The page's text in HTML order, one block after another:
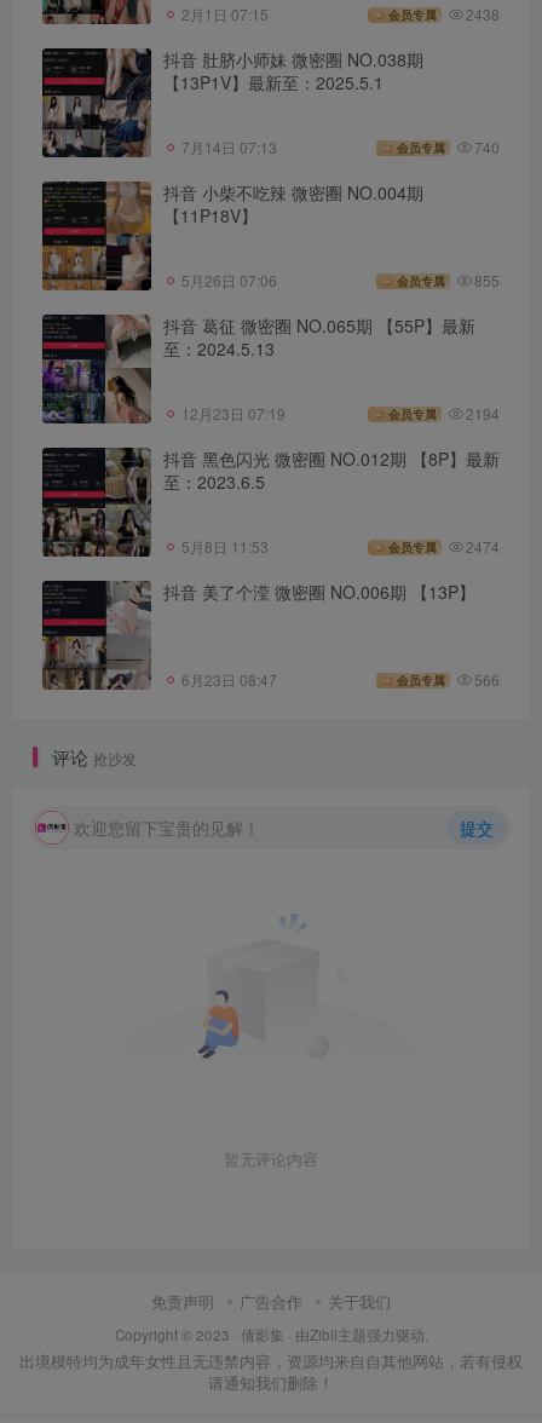
2月1日 07:15 会员专属 2438
抖音 肚脐小师妹 微密圈 NO.038期
【13P1V】最新至：2025.5.1
7月14日 07:13 会员专属 740
抖音 小柴不吃辣 微密圈 NO.004期
【11P18V】
5月26日 07:06 会员专属 855
抖音 葛征 微密圈 NO.065期 【55P】最新
至：2024.5.13
12月23日 07:19 会员专属 2194
抖音 黑色闪光 微密圈 NO.012期 【8P】最新
至：2023.6.5
5月8日 11:53 会员专属 2474
抖音 美了个滢 微密圈 NO.006期 【13P】
6月23日 08:47 会员专属 566
评论 抢沙发
欢迎您留下宝贵的见解！ 提交
暂无评论内容
免责声明 广告合作 关于我们
Copyright © 2023 · 倩影集 · 由Zibll主题强力驱动.
出境模特均为成年女性且无违禁内容，资源均来自自其他网站，若有侵权
请通知我们删除！